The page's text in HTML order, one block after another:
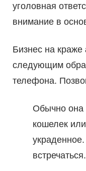
уголовная
внимание в
Бизнес на краже
следующим
телефона.
Обычно она
кошелек
встречаться.